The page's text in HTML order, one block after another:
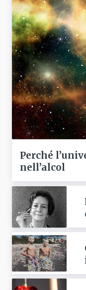
Perché
nell’alcol